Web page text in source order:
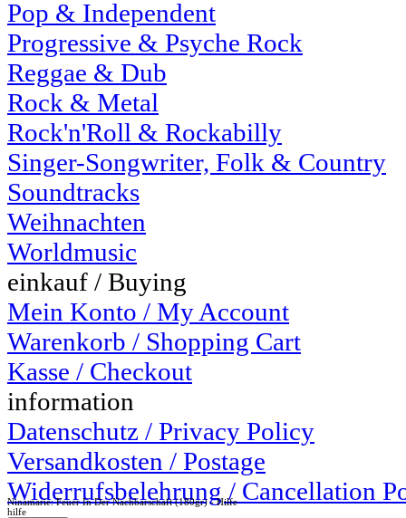
Pop & Independent
Progressive & Psyche Rock
Reggae & Dub
Rock & Metal
Rock'n'Roll & Rockabilly
Singer-Songwriter, Folk & Country
Soundtracks
Weihnachten
Worldmusic
einkauf / Buying
Mein Konto / My Account
Warenkorb / Shopping Cart
Kasse / Checkout
information
Datenschutz / Privacy Policy
Versandkosten / Postage
Widerrufsbelehrung / Cancellation
Ninamarie: Feuer In Der Nachbarschaft (180gr) - Hilfe
hilfe